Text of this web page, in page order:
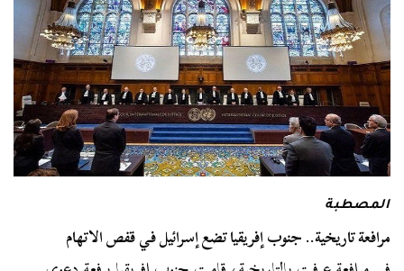
المصطبة
مرافعة تاريخية.. جنوب إفريقيا تضع إسرائيل في قفص الاتهام